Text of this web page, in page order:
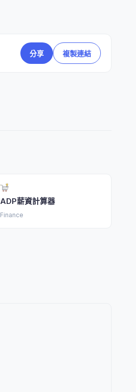
分享 複製連結
ADP薪資計算器
Finance